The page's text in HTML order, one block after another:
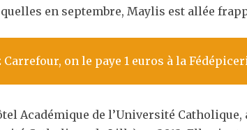
en septembre, Maylis est allée
Carrefour, on le paye 1 euros à la
Académique de l’Université